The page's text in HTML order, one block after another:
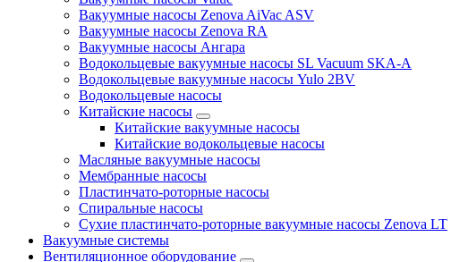
Вакуумные насосы Zenova AiVac ASV
Вакуумные насосы Zenova RA
Вакуумные насосы Ангара
Водокольцевые вакуумные насосы SL Vacuum SKA-A
Водокольцевые вакуумные насосы Yulo 2BV
Водокольцевые насосы
Китайские насосы
Китайские вакуумные насосы
Китайские водокольцевые насосы
Масляные вакуумные насосы
Мембранные насосы
Пластинчато-роторные насосы
Спиральные насосы
Сухие пластинчато-роторные вакуумные насосы Zenova LT
Вакуумные системы
Вентиляционное оборудование